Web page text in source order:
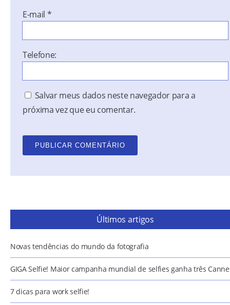
E-mail *
Telefone:
Salvar meus dados neste navegador para a
próxima vez que eu comentar.
Últimos artigos
Novas tendências do mundo da fotografia
GIGA Selfie! Maior campanha mundial de selfies ganha três
7 dicas para work selfie!